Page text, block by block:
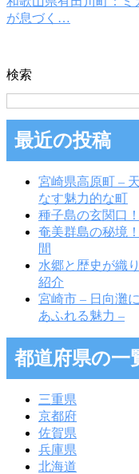
が息づく…
検索
最近の投稿
宮崎県高原町 –
なす魅力的な町
種子島の玄関口
奄美群島の秘境
間
水郷と歴史が織
紹介
宮崎市 – 日向灘
あふれる魅力 –
都道府県の一
三重県
京都府
佐賀県
兵庫県
北海道